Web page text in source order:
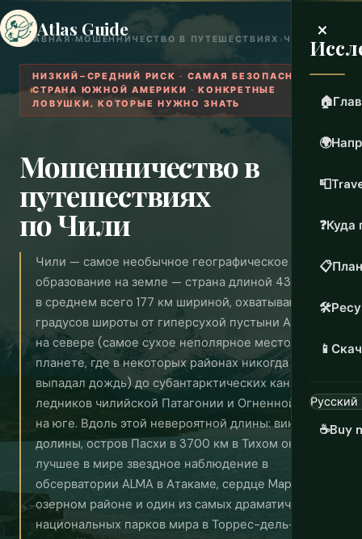
Atlas Guide ×
🏠
🌍
📮
❓Куда
📋
🛠️
📱
☕Buy
ГЛАВНАЯ›МОШЕННИЧЕСТВО В ПУТЕШЕСТВИЯХ › ЧИЛИ
НИЗКИЙ–СРЕДНИЙ РИСК · САМАЯ БЕЗОПАСНАЯ
СТРАНА ЮЖНОЙ АМЕРИКИ · КОНКРЕТНЫЕ
ЛОВУШКИ, КОТОРЫЕ НУЖНО ЗНАТЬ
Мошенничество в
путешествиях
по Чили
Чили — самое необычное географическое
образование на земле — страна длиной 4300 км и
в среднем всего 177 км шириной, охватывающая 38
градусов широты от гиперсухой пустыни Атакама
на севере (самое сухое неполярное место на
планете, где в некоторых районах никогда не
выпадал дождь) до субантарктических каналов и
ледников чилийской Патагонии и Огненной Земли
на юге. Вдоль этой невероятной длины: винные
долины, остров Пасхи в 3700 км в Тихом океане,
лучшее в мире звездное наблюдение в
обсерватории ALMA в Атакаме, сердце Mapuche в
озерном районе и один из самых драматичных
национальных парков мира в Торрес-дель-Пайне.